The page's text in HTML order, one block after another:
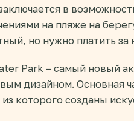
в
на пляже на
но нужно платить
Park – самый новый
дизайном. Основная
которого созданы